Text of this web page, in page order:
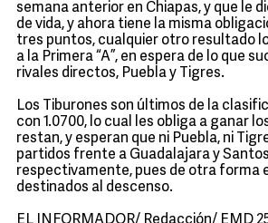
semana anterior en Chiapas, y que le
de vida, y ahora tiene la misma
tres puntos, cualquier otro resultado
a la Primera “A”, en espera de lo que
rivales directos, Puebla y Tigres.
Los Tiburones son últimos de la
con 1.0700, lo cual les obliga a ganar
restan, y esperan que ni Puebla, ni
partidos frente a Guadalajara y
respectivamente, pues de otra forma
destinados al descenso.